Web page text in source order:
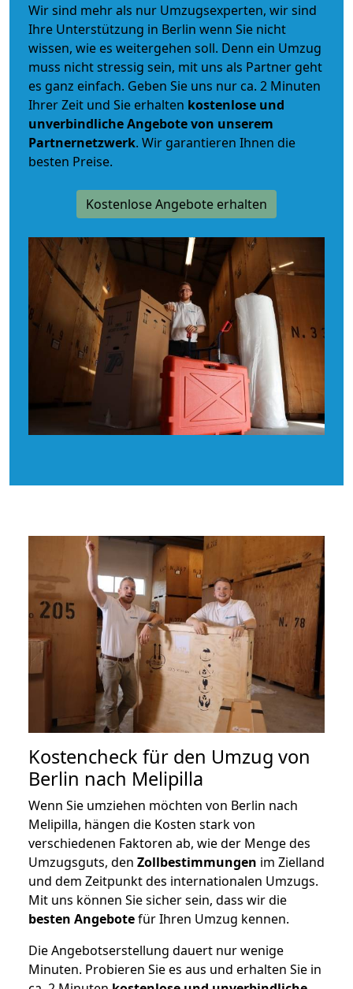
Wir sind mehr als nur Umzugsexperten, wir sind
Ihre Unterstützung in Berlin wenn Sie nicht
wissen, wie es weitergehen soll. Denn ein Umzug
muss nicht stressig sein, mit uns als Partner geht
es ganz einfach. Geben Sie uns nur ca. 2 Minuten
Ihrer Zeit und Sie erhalten kostenlose und
unverbindlicheAngebote von unserem
Partnernetzwerk. Wir garantieren Ihnen die
besten Preise.
Kostenlose Angebote erhalten
Kostencheck für den Umzug von
Berlin nach Melipilla
Wenn Sie umziehen möchten von Berlin nach
Melipilla, hängen die Kosten stark von
verschiedenen Faktoren ab, wie der Menge des
Umzugsguts, den Zollbestimmungen im Zielland
und dem Zeitpunkt des internationalen Umzugs.
Mit uns können Sie sicher sein, dass wir die
besten Angebotefür Ihren Umzug kennen.
Die Angebotserstellung dauert nur wenige
Minuten. Probieren Sie es aus und erhalten Sie in